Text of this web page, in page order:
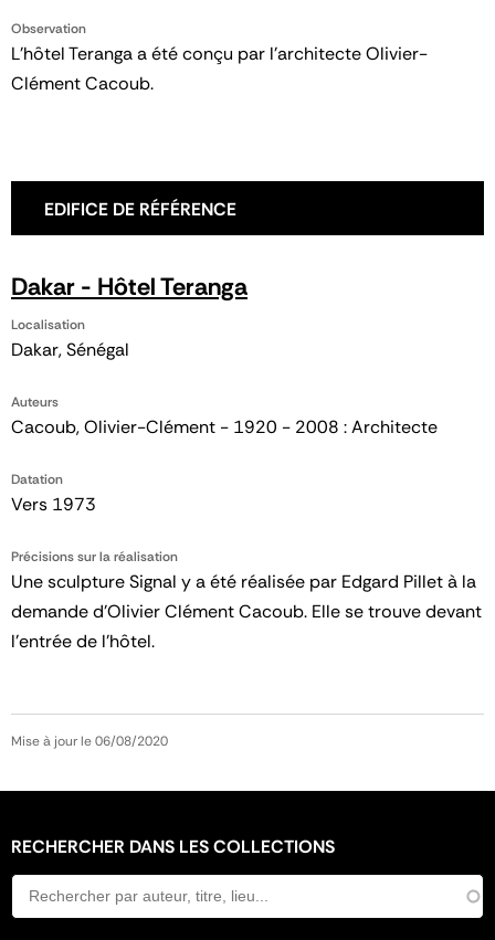
Observation
L'hôtel Teranga a été conçu par l'architecte Olivier-
Clément Cacoub.
EDIFICE DE RÉFÉRENCE
Dakar - Hôtel Teranga
Localisation
Dakar, Sénégal
Auteurs
Cacoub, Olivier-Clément - 1920 - 2008 : Architecte
Datation
Vers 1973
Précisions sur la réalisation
Une sculpture Signal y a été réalisée par Edgard Pillet à la
demande d'Olivier Clément Cacoub. Elle se trouve devant
l'entrée de l'hôtel.
Mise à jour le 06/08/2020
RECHERCHER DANS LES COLLECTIONS